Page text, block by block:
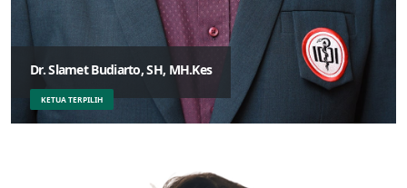
Dr. Slamet Budiarto, SH, MH.Kes
KETUA TERPILIH